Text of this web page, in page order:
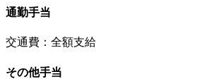
通勤手当
交通費：全額支給
その他手当